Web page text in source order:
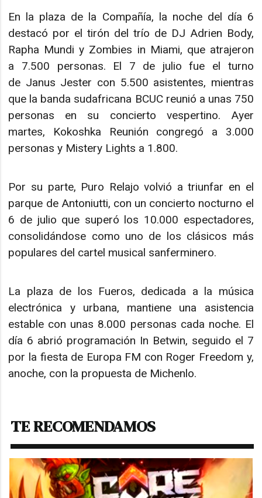
En la plaza de la Compañía, la noche del día 6
destacó por el tirón del trío de DJ Adrien Body,
Rapha Mundi y Zombies in Miami, que atrajeron
a 7.500 personas. El 7 de julio fue el turno
de Janus Jester con 5.500 asistentes, mientras
que la banda sudafricana BCUC reunió a unas 750
personas en su concierto vespertino. Ayer
martes, Kokoshka Reunión congregó a 3.000
personas y Mistery Lights a 1.800.
Por su parte, Puro Relajo volvió a triunfar en el
parque de Antoniutti, con un concierto nocturno el
6 de julio que superó los 10.000 espectadores,
consolidándose como uno de los clásicos más
populares del cartel musical sanferminero.
La plaza de los Fueros, dedicada a la música
electrónica y urbana, mantiene una asistencia
estable con unas 8.000 personas cada noche. El
día 6 abrió programación In Betwin, seguido el 7
por la fiesta de Europa FM con Roger Freedom y,
anoche, con la propuesta de Michenlo.
TE RECOMENDAMOS